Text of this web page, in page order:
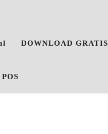
DOWNLOAD GRATIS